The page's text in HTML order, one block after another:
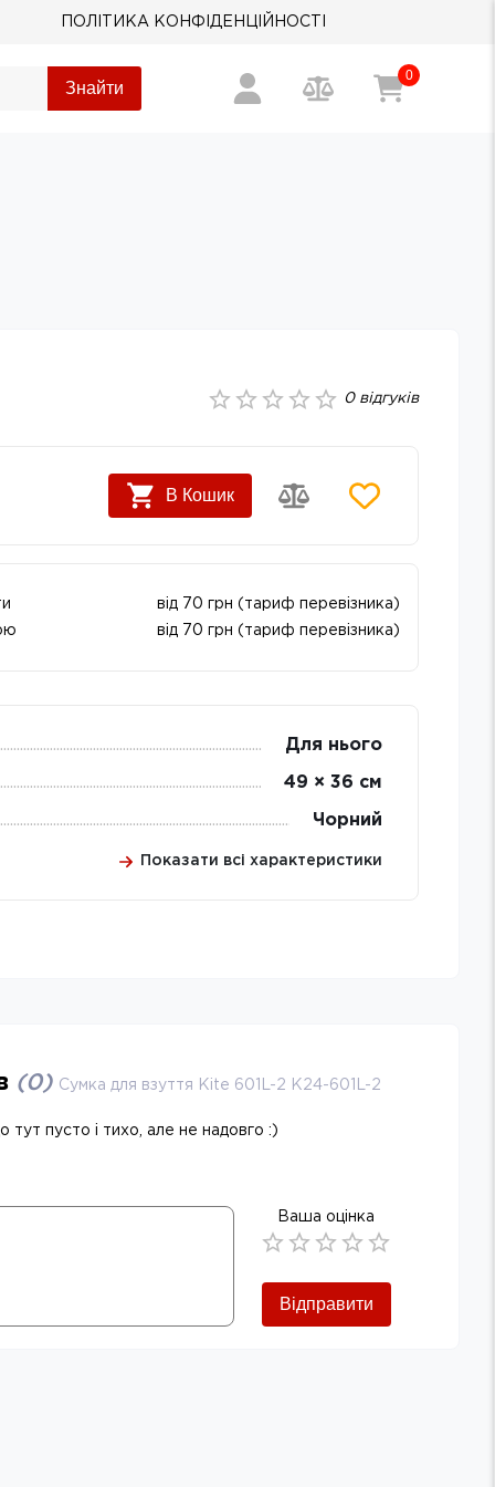
ПОЛІТИКА КОНФІДЕНЦІЙНОСТІ
Знайти
0
0відгуків
В Кошик
від 70 грн (тариф перевізника)
від 70 грн (тариф перевізника)
Для нього
49 × 36 см
Чорний
Показати всі характеристики
(0) Сумка для взуття Kite 601L-2 K24-601L-2
тут пусто і тихо, але не надовго :)
Ваша оцінка
Відправити